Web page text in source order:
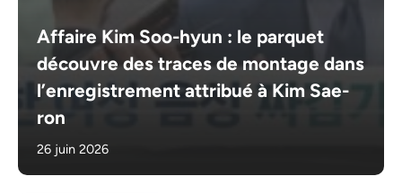
Affaire Kim Soo-hyun : le parquet
découvre des traces de montage dans
l’enregistrement attribué à Kim Sae-
ron
26 juin 2026